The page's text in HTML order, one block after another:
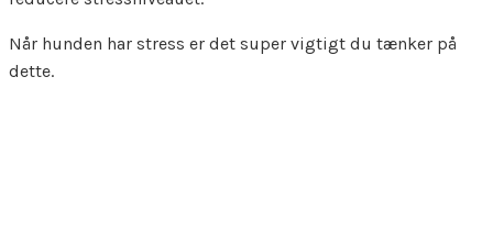
Når hunden har stress er det super vigtigt du tænker på
dette.